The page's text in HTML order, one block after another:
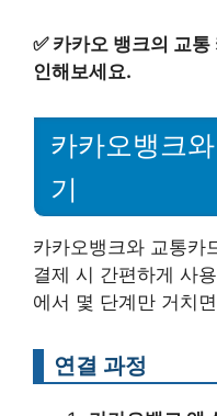
✅ 카카오 뱅크의 교
인해보세요.
카카오뱅크
기
카카오뱅크와 교통카
결제 시 간편하게 사
에서 몇 단계만 거치
연결 과정